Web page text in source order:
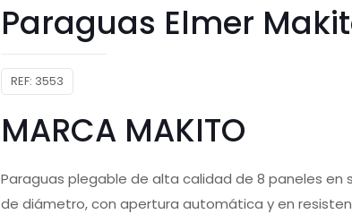
Paraguas Elmer
REF: 3553
MARCA MAKITO
Paraguas plegable de alta calidad de 8 paneles en
de diámetro, con apertura automática y en